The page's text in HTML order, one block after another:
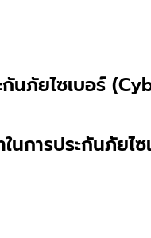
นภัยไซเบอร์
นการประกันภัยไซ